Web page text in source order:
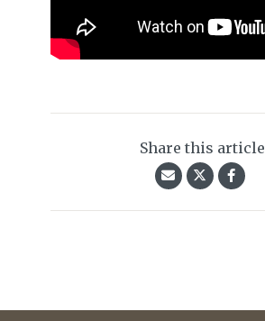
Share this article